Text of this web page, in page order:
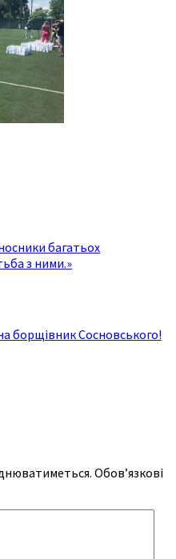
багатьох
з ними.»
борщівник Сосновського!
Обов’язкові